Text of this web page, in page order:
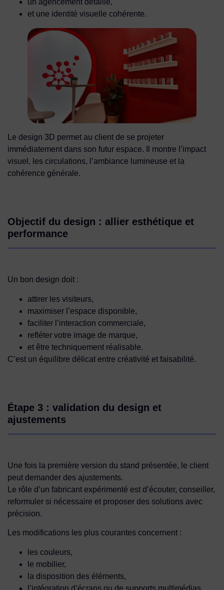
et une identité visuelle cohérente.
Le design 3D permet au client de se projeter
immédiatement dans son futur espace. Il montre l’impact
visuel, les circulations, l’ambiance lumineuse et la
cohérence générale.
Objectif du design : allier esthétique et
performance
Un bon design doit :
attirer les visiteurs,
maximiser l’espace disponible,
faciliter l’interaction commerciale,
refléter votre image de marque,
et être techniquement réalisable.
C’est un équilibre délicat entre créativité et faisabilité.
Étape 3 : validation du design et
ajustements
Une fois la première version du stand présentée, le client
peut demander des ajustements.
Le rôle d’un fabricant expérimenté est d’écouter, conseiller,
reformuler si nécessaire et proposer des solutions avec
précision.
Les modifications les plus courantes concernent :
les couleurs,
le mobilier,
la disposition des éléments,
l’intégration d’écrans ou de supports multimédias,